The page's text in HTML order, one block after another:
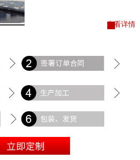
查看详情